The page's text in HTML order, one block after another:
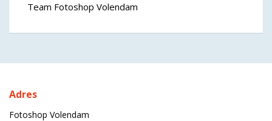
Team Fotoshop Volendam
Adres
Fotoshop Volendam